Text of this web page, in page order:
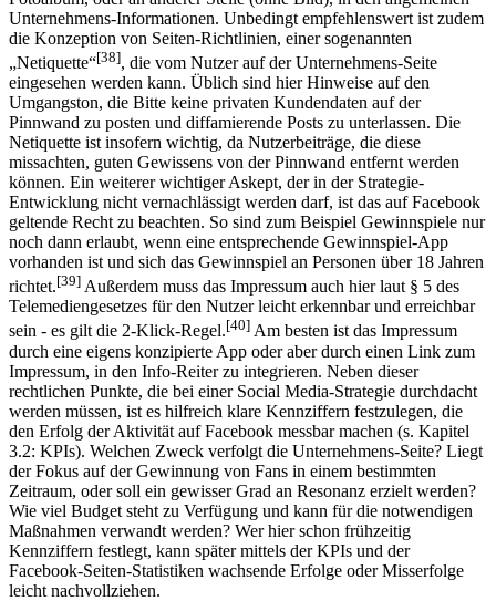
Unternehmens-Informationen. Unbedingt empfehlenswert ist zudem
die Konzeption von Seiten-Richtlinien, einer sogenannten
„Netiquette“[38], die vom Nutzer auf der Unternehmens-Seite
eingesehen werden kann. Üblich sind hier Hinweise auf den
Umgangston, die Bitte keine privaten Kundendaten auf der
Pinnwand zu posten und diffamierende Posts zu unterlassen. Die
Netiquette ist insofern wichtig, da Nutzerbeiträge, die diese
missachten, guten Gewissens von der Pinnwand entfernt werden
können. Ein weiterer wichtiger Askept, der in der Strategie-
Entwicklung nicht vernachlässigt werden darf, ist das auf Facebook
geltende Recht zu beachten. So sind zum Beispiel Gewinnspiele nur
noch dann erlaubt, wenn eine entsprechende Gewinnspiel-App
vorhanden ist und sich das Gewinnspiel an Personen über 18 Jahren
richtet.[39] Außerdem muss das Impressum auch hier laut § 5 des
Telemediengesetzes für den Nutzer leicht erkennbar und erreichbar
sein - es gilt die 2-Klick-Regel.[40] Am besten ist das Impressum
durch eine eigens konzipierte App oder aber durch einen Link zum
Impressum, in den Info-Reiter zu integrieren. Neben dieser
rechtlichen Punkte, die bei einer Social Media-Strategie durchdacht
werden müssen, ist es hilfreich klare Kennziffern festzulegen, die
den Erfolg der Aktivität auf Facebook messbar machen (s. Kapitel
3.2: KPIs). Welchen Zweck verfolgt die Unternehmens-Seite? Liegt
der Fokus auf der Gewinnung von Fans in einem bestimmten
Zeitraum, oder soll ein gewisser Grad an Resonanz erzielt werden?
Wie viel Budget steht zu Verfügung und kann für die notwendigen
Maßnahmen verwandt werden? Wer hier schon frühzeitig
Kennziffern festlegt, kann später mittels der KPIs und der
Facebook-Seiten-Statistiken wachsende Erfolge oder Misserfolge
leicht nachvollziehen.